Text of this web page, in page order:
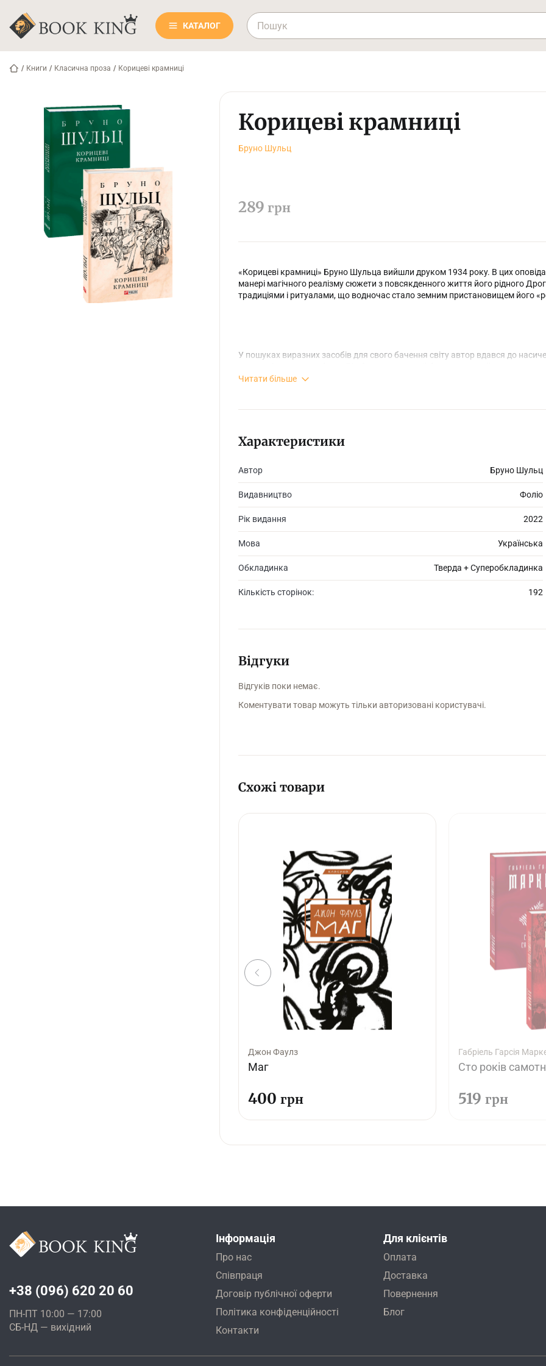
КАТАЛОГ
/ Книги / Класична проза / Корицеві крамниці
Корицеві крамниці
Бруно Шульц
289 грн
«Корицеві крамниці» Бруно Шульца вийшли друком 1934 року. В цих
манері магічного реалізму сюжети з повсякденного життя його рідного
традиціями і ритуалами, що водночас стало земним пристановищем його
У пошуках виразних засобів для свого бачення світу автор вдався до
творчості Бруно Шульца свідчить дедалі зростаюча кількість перекладів
Читати більше
Характеристики
Автор Бруно Шульц
Видавництво Фоліо
Рік видання 2022
Мова Українська
Обкладинка Тверда + Суперобкладинка
Кількість сторінок: 192
Відгуки
Відгуків поки немає.
Коментувати товар можуть тільки авторизовані користувачі.
Схожі товари
Джон Фаулз
Маг
400 грн
Габріель Гарсія
Сто років
519 грн
+38 (096) 620 20 60
ПН-ПТ 10:00 — 17:00
СБ-НД — вихідний
Інформація
Про нас
Співпраця
Договір публічної оферти
Політика конфіденційності
Контакти
Для клієнтів
Оплата
Доставка
Повернення
Блог